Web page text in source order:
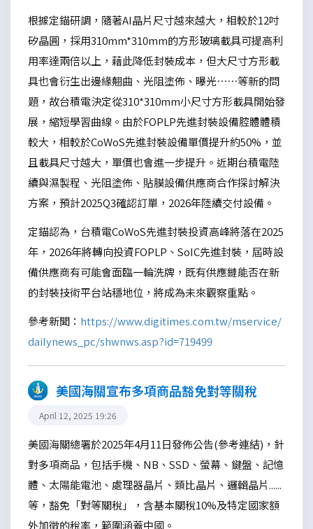
根據定錨研調，隨著AI晶片尺寸越來越大，相較於12吋
矽晶圓，採用310mm*310mm的方形玻璃載具可提高利
用率達兩倍以上，藉此降低封裝成本，但大尺寸方形載
具也會衍生出邊緣翹曲、光阻塗佈、曝光……等新的問
題，故台積電決定從310*310mm小尺寸方形載具開始發
展，縮短學習曲線。由於FOPLP先進封裝設備腔體體積
較大，相較於CoWoS先進封裝設備單價提升約50%，並
且載具尺寸越大，單價也會進一步提升。近期台積電陸
續與濕製程、光阻塗佈、貼膜設備供應商合作探討解決
方案，預計2025Q3確認訂單，2026年陸續交付設備。
定錨認為，台積電CoWoS先進封裝投資高峰將落在2025
年，2026年將轉向投資FOPLP、SoIC先進封裝，屆時設
備供應商有可能會面臨一輪洗牌，既有供應鏈能否在新
的封裝技術平台站穩地位，將成為未來觀察重點。
參考新聞： https://www.digitimes.com.tw/mservice/
dailynews_pc/shwnws.asp?id=719499
美國海關宣布多項商品豁免對等關稅
April 12, 2025 19:26
美國海關總署於2025年4月11日發佈公告(參考連結)，針
對多項商品，包括手機、NB、SSD、螢幕、鍵盤、記憶
體、太陽能電池、處理器晶片、類比晶片、邏輯晶片......
等，豁免「對等關稅」，含基本關稅10%及特定國家額
外加徵的稅率，範圍涵蓋中國。